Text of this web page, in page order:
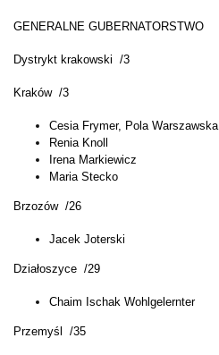
GENERALNE GUBERNATORSTWO
Dystrykt krakowski /3
Kraków /3
Cesia Frymer, Pola Warszawska
Renia Knoll
Irena Markiewicz
Maria Stecko
Brzozów /26
Jacek Joterski
Działoszyce /29
Chaim Ischak Wohlgelernter
Przemyśl /35